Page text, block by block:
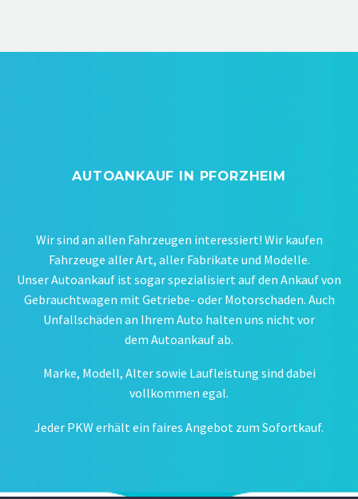
AUTOANKAUF IN PFORZHEIM
Wir sind an allen Fahrzeugen interessiert! Wir kaufen
Fahrzeuge aller Art, aller Fabrikate und Modelle.
Unser Autoankauf ist sogar spezialisiert auf den Ankauf von
Gebrauchtwagen mit Getriebe- oder Motorschaden. Auch
Unfallschäden an Ihrem Auto halten uns nicht vor
dem Autoankauf ab.
Marke, Modell, Alter sowie Laufleistung sind dabei
vollkommen egal.
Jeder PKW erhält ein faires Angebot zum Sofortkauf.